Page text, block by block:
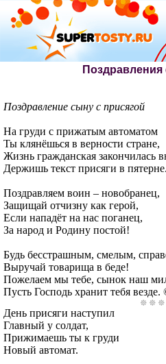
Поздравления
Поздравление сыну с присягой
На груди с прижатым автоматом
Ты клянёшься в верности стране,
Жизнь гражданская закончилась
Держишь текст присяги в пятерне.
Поздравляем воин – новобранец,
Защищай отчизну как герой,
Если нападёт на нас поганец,
За народ и Родину постой!
Будь бесстрашным, смелым,
Выручай товарища в беде!
Пожелаем мы тебе, сынок наш
Пусть Господь хранит тебя везде.
День присяги наступил
Главный у солдат,
Прижимаешь ты к груди
Новый автомат.